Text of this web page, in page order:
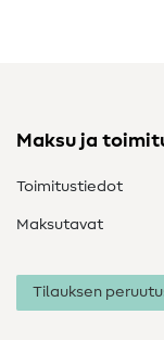
Maksu ja
Toimitustiedot
Maksutavat
Tilauksen